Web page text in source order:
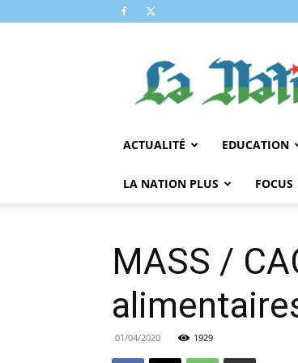
NATION
ACTUALITÉ EDUCATION
LA NATION PLUS FOCUS
MASS /
01/04/2020 1929